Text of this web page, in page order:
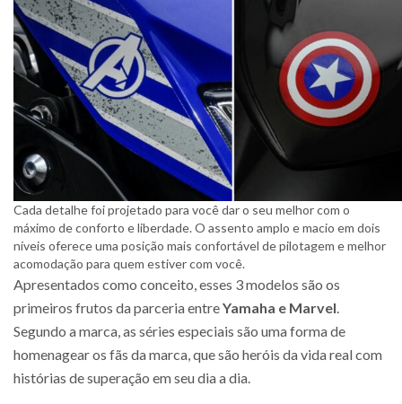
Cada detalhe foi projetado para você dar o seu melhor com o
máximo de conforto e liberdade. O assento amplo e macio em dois
níveis oferece uma posição mais confortável de pilotagem e melhor
acomodação para quem estiver com você.
Apresentados como conceito, esses 3 modelos são os
primeiros frutos da parceria entreYamaha e Marvel
Segundo a marca, as séries especiais são uma forma de
homenagear os fãs da marca, que são heróis da vida real com
histórias de superação em seu dia a dia.